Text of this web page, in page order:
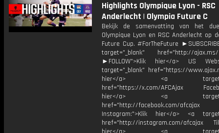
Highlights Olympique Lyon - RSC
Anderlecht | Olympia Future C
Bekijk de samenvatting van het
Olympique Lyon en RSC Anderlecht op
Future Cup. #ForTheFuture
target="_blank" href="http://ajax.ms/
►FOLLOW">Klik hier</a> US
target="_blank" href="https://
hier</a> <a
href="https://x.com/AFCAjax
hier</a> <a
href="http://facebook.com/afcajax
Instagram:">Klik hier</a> <a
href="http://instagram.com/afcajax